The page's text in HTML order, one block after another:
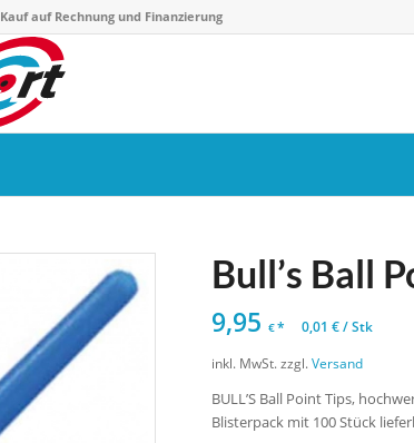
Kauf auf Rechnung und Finanzierung
Bull’s Ball
9,95€* 0,01€/Stk
inkl. MwSt. zzgl.Versand
BULL’S Ball Point Tips,
Blisterpack mit 100 Stück